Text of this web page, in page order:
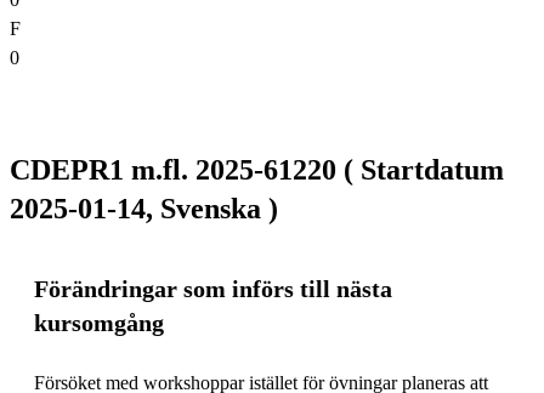
F
0
CDEPR1 m.fl. 2025-61220 ( Startdatum
2025-01-14, Svenska )
Förändringar som införs till nästa
kursomgång
Försöket med workshoppar istället för övningar planeras att